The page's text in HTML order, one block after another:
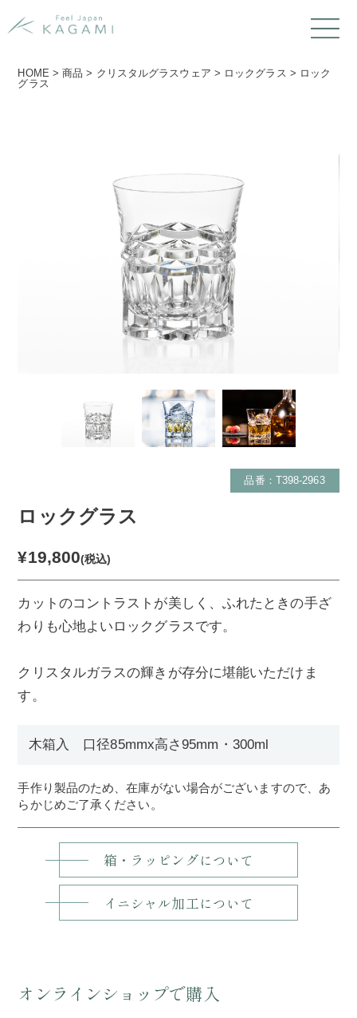
HOME >商品 > クリスタルグラスウェア > ロックグラス > ロック
グラス
品番：T398-2963
ロックグラス
¥19,800(税込)
カットのコントラストが美しく、ふれたときの手ざ
わりも心地よいロックグラスです。
クリスタルガラスの輝きが存分に堪能いただけま
す。
木箱入 口径85mmx高さ95mm・300ml
手作り製品のため、在庫がない場合がございますので、あ
らかじめご了承ください。
箱・ラッピングについて
イニシャル加工について
オンラインショップで購入